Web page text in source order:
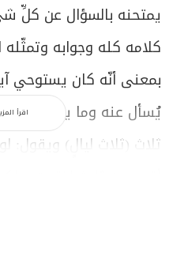
يمتحنه بالسؤال عن كلِّ
كلامه كله وجوابه وتمثّله
بمعنى أنّه كان يستوحي
يُسأل عنه وما يجيب فيه
ثلاث (ثلاث ليالٍ) ويقول:
اقرأ